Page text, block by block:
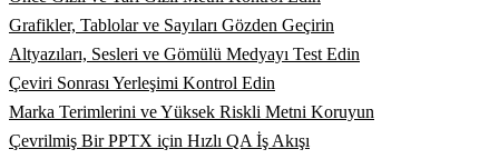
Grafikler, Tablolar ve Sayıları Gözden Geçirin
Altyazıları, Sesleri ve Gömülü Medyayı Test Edin
Çeviri Sonrası Yerleşimi Kontrol Edin
Marka Terimlerini ve Yüksek Riskli Metni Koruyun
Çevrilmiş Bir PPTX için Hızlı QA İş Akışı